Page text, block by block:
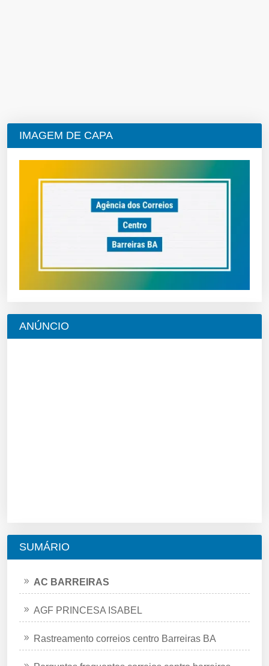
IMAGEM DE CAPA
ANÚNCIO
SUMÁRIO
AC BARREIRAS
AGF PRINCESA ISABEL
Rastreamento correios centro Barreiras BA